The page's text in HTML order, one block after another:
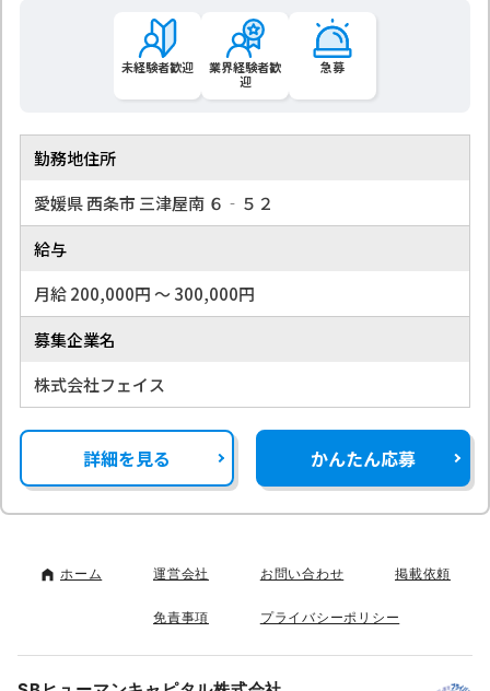
未経験者歓迎
業界経験者歓
迎
急募
勤務地住所
愛媛県 西条市 三津屋南 ６‐５２
給与
月給 200,000円 〜 300,000円
募集企業名
株式会社フェイス
詳細を見る かんたん応募
ホーム 運営会社 お問い合わせ 掲載依頼
免責事項 プライバシーポリシー